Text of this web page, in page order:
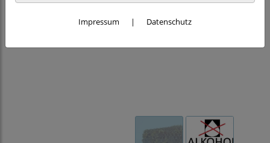
Impressum | Datenschutz